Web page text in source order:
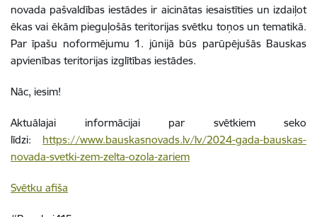
novada pašvaldības iestādes ir aicinātas iesaistīties un izdaiļot
ēkas vai ēkām pieguļošās teritorijas svētku toņos un tematikā.
Par īpašu noformējumu 1. jūnijā būs parūpējušās Bauskas
apvienības teritorijas izglītības iestādes.
Nāc, iesim!
Aktuālajai informācijai par svētkiem seko
līdzi: https://www.bauskasnovads.lv/lv/2024-gada-bauskas-
novada-svetki-zem-zelta-ozola-zariem
Svētku afiša